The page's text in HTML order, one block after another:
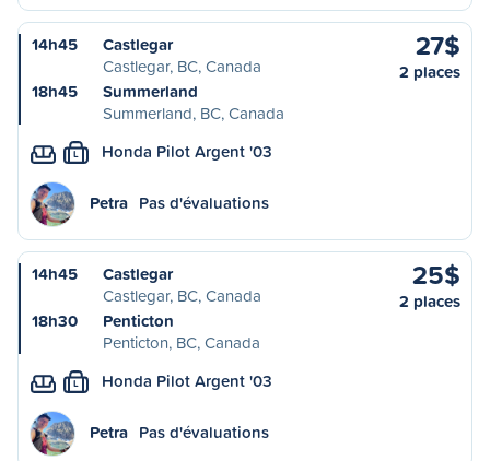
14h45
Castlegar
Castlegar, BC, Canada
18h45
Summerland
Summerland, BC, Canada
27$
2 places
L Honda Pilot Argent '03
Petra Pas d'évaluations
14h45
Castlegar
Castlegar, BC, Canada
18h30
Penticton
Penticton, BC, Canada
25$
2 places
L Honda Pilot Argent '03
Petra Pas d'évaluations